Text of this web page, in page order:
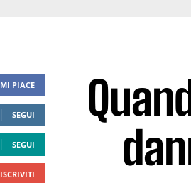
MI PIACE
SEGUI
SEGUI
ISCRIVITI